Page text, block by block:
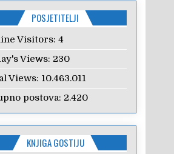
POSJETITELJI
Visitors: 4
Views: 230
Views: 10.463.011
postova: 2.420
KNJIGA GOSTIJU